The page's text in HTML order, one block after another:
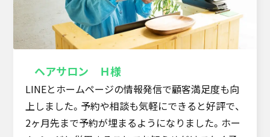
ヘアサロン Ｈ様
LINEとホームページの情報発信で顧客満足度も向
上しました。予約や相談も気軽にできると好評で、
2ヶ月先まで予約が埋まるようになりました。ホー